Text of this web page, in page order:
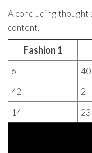
A concluding
content.
Fashion 1
6
40
42
2
14
23